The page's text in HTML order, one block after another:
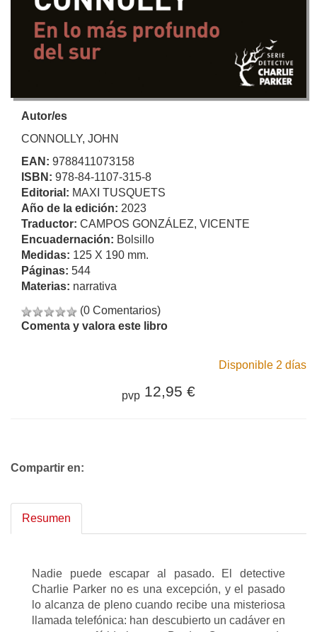
Autor/es
CONNOLLY, JOHN
EAN: 9788411073158
ISBN: 978-84-1107-315-8
Editorial: MAXI TUSQUETS
Año de la edición: 2023
Traductor: CAMPOS GONZÁLEZ, VICENTE
Encuadernación: Bolsillo
Medidas: 125 X 190 mm.
Páginas: 544
Materias: narrativa
(0 Comentarios)
Comenta y valora este libro
Disponible 2 días
pvp 12,95 €
Compartir en:
Resumen
Nadie puede escapar al pasado. El detective
Charlie Parker no es una excepción, y el pasado
lo alcanza de pleno cuando recibe una misteriosa
llamada telefónica: han descubierto un cadáver en